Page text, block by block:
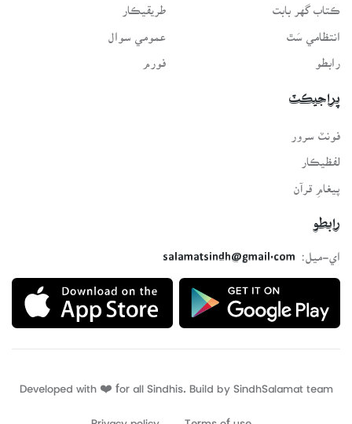
ڪتاب گهر بابت
انتظامي سَٿ
رابطو
طريقيڪار
عمومي سوال
فورم
پراجيڪٽ
لفظيڪار
پيغامِ قرآن
رابطو
اي-ميل:
salamatsindh@gmail.com
Developed with ❤️ for all Sindhis. Build by
Terms of use